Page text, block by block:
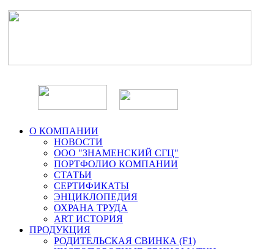
О КОМПАНИИ
НОВОСТИ
ООО "ЗНАМЕНСКИЙ СГЦ"
ПОРТФОЛИО КОМПАНИИ
СТАТЬИ
СЕРТИФИКАТЫ
ЭНЦИКЛОПЕДИЯ
ОХРАНА ТРУДА
ART ИСТОРИЯ
ПРОДУКЦИЯ
РОДИТЕЛЬСКАЯ СВИНКА (F1)